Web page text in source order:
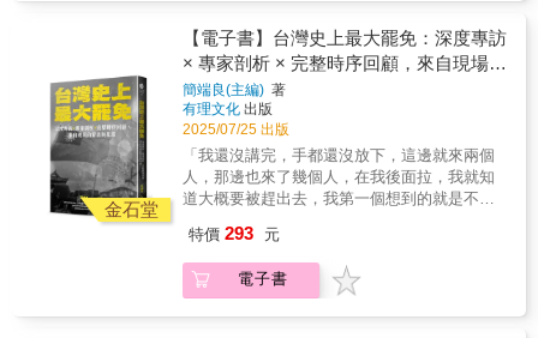
交會處「成為」臺灣人的我們，其父母沿著移
民之路進入臺灣的「新二代」，也將繼續擴展
臺灣人的認同與文化邊界。
地放在人民面前。在『將民間能夠做的事情還
給民間』的口號之下，日本全國各地的公共設
施營運事業陸續交由民間負責，但是被塗黑的
官方文件卻屢見不鮮……」為什麼行政機關會
遮蔽公民要求揭露的資訊呢？為什麼這種行為
能夠得到原諒呢？讓我們揭露那些被塗黑的內
容，挖出官民勾結的真相！日向?嗣不只是揭露
者，他是一位「追著真相跑」的公民記者。他
用一步步資訊公開申請、實地調查與文件比
對，證明了制度不透明的真正問題，不是資料
行政機關（特別是地方政府）透過塗黑官方文
件隱瞞關鍵資訊，侵害人民知情權。作者日向?
嗣探究了幾個官方的不當作為：●黑塗亂用：超
金石堂
【電子書】台灣史上最大罷免：深度專訪
× 專家剖析 × 完整時序回顧，來自現場的
聲音與見證
簡端良(主編) 著
有理文化 出版
2025/07/25 出版
「我還沒講完，手都還沒放下，這邊就來兩個
人，那邊也來了幾個人，在我後面拉，我就知
道大概要被趕出去，我第一個想到的就是不要
怕骨折什麽的，而是，我絕對不要在你前面倒
下。」——花崗國中教師「葉霸」葉春蓮（摘
自書中訪談）「既然我們生在這塊土地，就有
特價 293 元
電子書